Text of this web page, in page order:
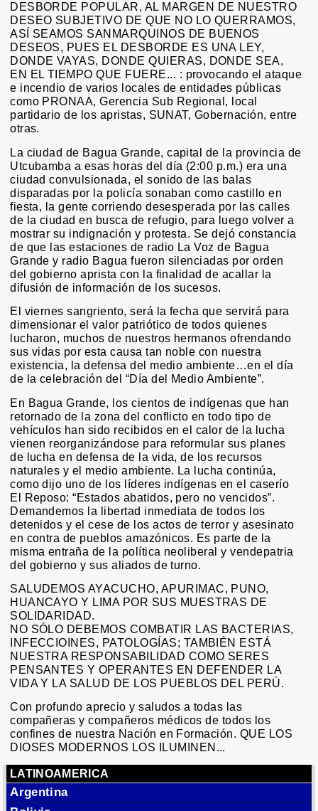
DESBORDE POPULAR, AL MARGEN DE NUESTRO
DESEO SUBJETIVO DE QUE NO LO QUERRAMOS,
ASÍ SEAMOS SANMARQUINOS DE BUENOS
DESEOS, PUES EL DESBORDE ES UNA LEY,
DONDE VAYAS, DONDE QUIERAS, DONDE SEA,
EN EL TIEMPO QUE FUERE... : provocando el ataque
e incendio de varios locales de entidades públicas
como PRONAA, Gerencia Sub Regional, local
partidario de los apristas, SUNAT, Gobernación, entre
otras.
La ciudad de Bagua Grande, capital de la provincia de
Utcubamba a esas horas del día (2:00 p.m.) era una
ciudad convulsionada, el sonido de las balas
disparadas por la policía sonaban como castillo en
fiesta, la gente corriendo desesperada por las calles
de la ciudad en busca de refugio, para luego volver a
mostrar su indignación y protesta. Se dejó constancia
de que las estaciones de radio La Voz de Bagua
Grande y radio Bagua fueron silenciadas por orden
del gobierno aprista con la finalidad de acallar la
difusión de información de los sucesos.
El viernes sangriento, será la fecha que servirá para
dimensionar el valor patriótico de todos quienes
lucharon, muchos de nuestros hermanos ofrendando
sus vidas por esta causa tan noble con nuestra
existencia, la defensa del medio ambiente…en el día
de la celebración del “Día del Medio Ambiente”.
En Bagua Grande, los cientos de indígenas que han
retornado de la zona del conflicto en todo tipo de
vehículos han sido recibidos en el calor de la lucha
vienen reorganizándose para reformular sus planes
de lucha en defensa de la vida, de los recursos
naturales y el medio ambiente. La lucha continúa,
como dijo uno de los líderes indígenas en el caserío
El Reposo: “Estados abatidos, pero no vencidos”.
Demandemos la libertad inmediata de todos los
detenidos y el cese de los actos de terror y asesinato
en contra de pueblos amazónicos. Es parte de la
misma entraña de la política neoliberal y vendepatria
del gobierno y sus aliados de turno.
SALUDEMOS AYACUCHO, APURIMAC, PUNO,
HUANCAYO Y LIMA POR SUS MUESTRAS DE
SOLIDARIDAD.
NO SÓLO DEBEMOS COMBATIR LAS BACTERIAS,
INFECCIOINES, PATOLOGÍAS; TAMBIÉN ESTÁ
NUESTRA RESPONSABILIDAD COMO SERES
PENSANTES Y OPERANTES EN DEFENDER LA
VIDA Y LA SALUD DE LOS PUEBLOS DEL PERÚ.
Con profundo aprecio y saludos a todas las
compañeras y compañeros médicos de todos los
confines de nuestra Nación en Formación. QUE LOS
DIOSES MODERNOS LOS ILUMINEN...
LATINOAMERICA
Argentina